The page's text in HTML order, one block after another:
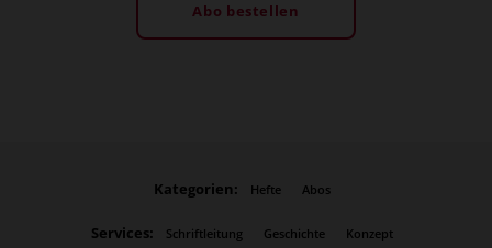
Abo bestellen
Kategorien: Hefte Abos
Services: Schriftleitung Geschichte Konzept